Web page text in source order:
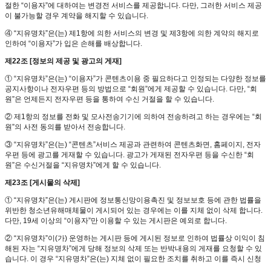
절한 “이용자”에 대하여는 변경전 서비스를 제공합니다. 다만, 그러한 서비스 제공
이 불가능할 경우 계약을 해지할 수 있습니다.
④ “지유명차”은(는) 제1항에 의한 서비스의 변경 및 제3항에 의한 계약의 해지로
인하여 “이용자”가 입은 손해를 배상합니다.
제22조 [정보의 제공 및 광고의 게재]
① “지유명차”은(는) “이용자”가 콘텐츠이용 중 필요하다고 인정되는 다양한 정보를
공지사항이나 전자우편 등의 방법으로 “회원”에게 제공할 수 있습니다. 다만, “회
원”은 언제든지 전자우편 등을 통하여 수신 거절을 할 수 있습니다.
② 제1항의 정보를 전화 및 모사전송기기에 의하여 전송하려고 하는 경우에는 “회
원”의 사전 동의를 받아서 전송합니다.
③ “지유명차”은(는) “콘텐츠”서비스 제공과 관련하여 콘텐츠화면, 홈페이지, 전자
우편 등에 광고를 게재할 수 있습니다. 광고가 게재된 전자우편 등을 수신한 “회
원”은 수신거절을 “지유명차”에게 할 수 있습니다.
제23조 [게시물의 삭제]
① “지유명차”은(는) 게시판에 정보통신망이용촉진 및 정보보호 등에 관한 법률을
위반한 청소년유해매체물이 게시되어 있는 경우에는 이를 지체 없이 삭제 합니다.
다만, 19세 이상의 “이용자”만 이용할 수 있는 게시판은 예외로 합니다.
② “지유명차”이(가) 운영하는 게시판 등에 게시된 정보로 인하여 법률상 이익이 침
해된 자는 “지유명차”에게 당해 정보의 삭제 또는 반박내용의 게재를 요청할 수 있
습니다. 이 경우 “지유명차”은(는) 지체 없이 필요한 조치를 취하고 이를 즉시 신청